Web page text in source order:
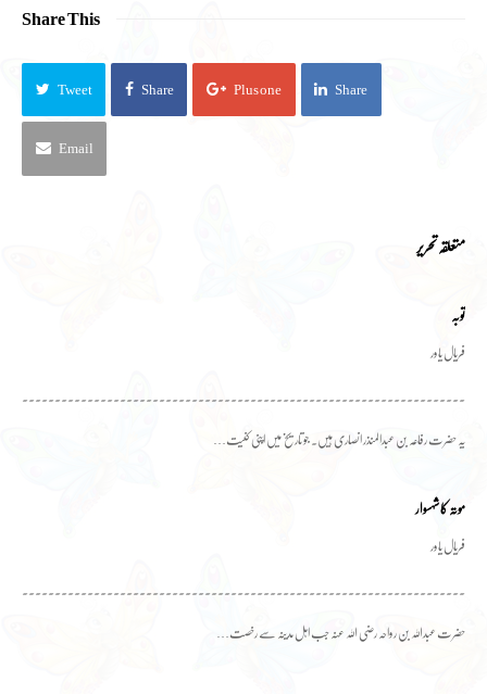
Share This
Tweet Share Plus one Share
Email
متعلقہ تحریر
توبہ
فریال یاور
یہ حضرت رفاعہ بن عبدالمنذر انصاری ہیں۔ جو تاریخ میں اپنی کنیت…
موتہ کا شہسوار
فریال یاور
حضرت عبدﷲ بن رواحہ رضی اللہ عنہ جب اہل مدینہ سے رخصت…